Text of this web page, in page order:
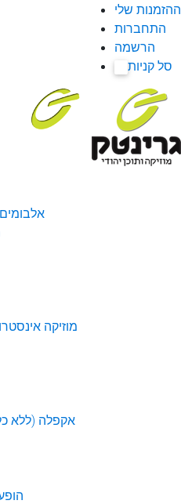
ההזמנות שלי
התחברות
הרשמה
סל קניות
מוזיקה
אקפלה (ללא